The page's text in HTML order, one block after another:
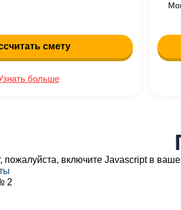
смету
больше
пожалуйста, включите Javascript в
2